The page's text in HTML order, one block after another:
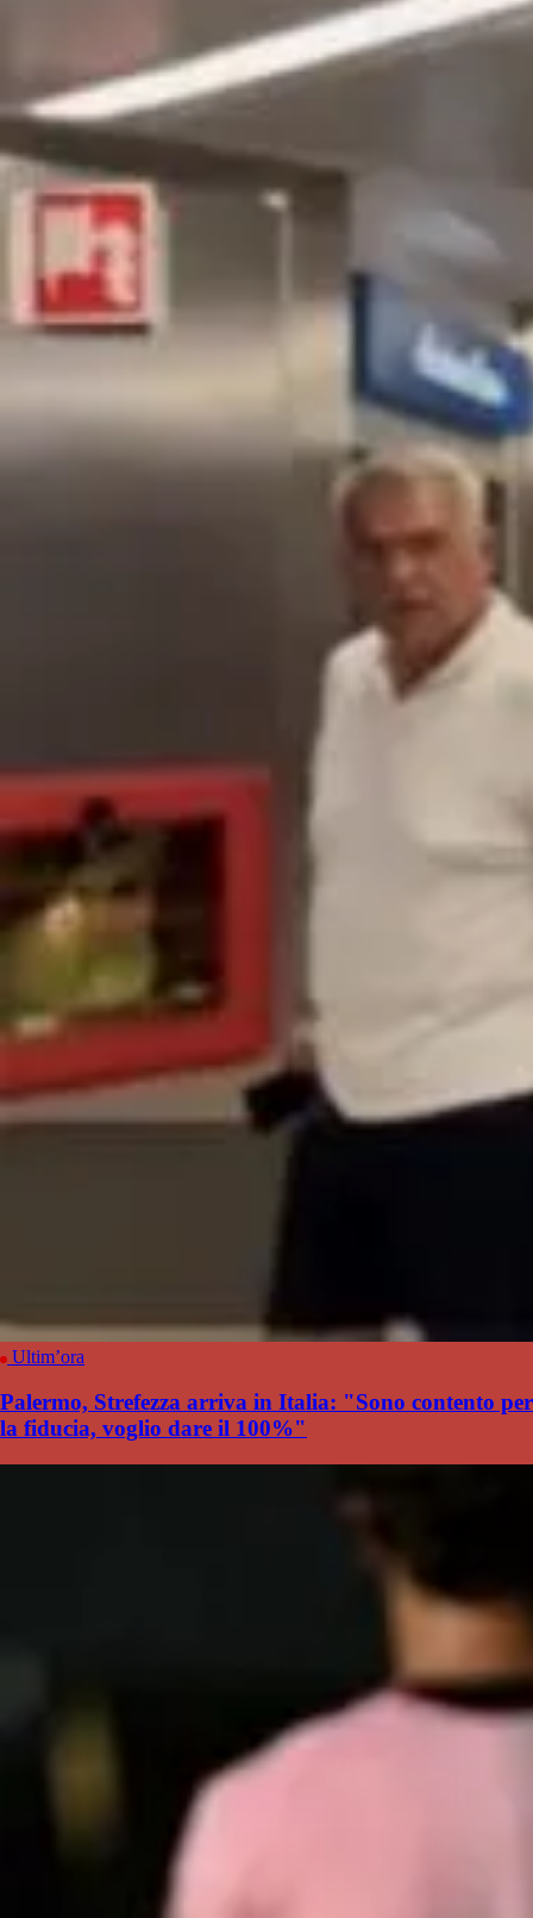
Ultim’ora
Palermo, Strefezza arriva in Italia: "Sono contento per
la fiducia, voglio dare il 100%"